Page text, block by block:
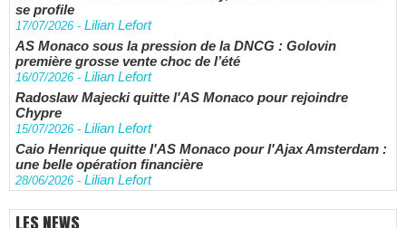
se profile
17/07/2026 - Lilian Lefort
AS Monaco sous la pression de la DNCG : Golovin
première grosse vente choc de l’été
16/07/2026 - Lilian Lefort
Radoslaw Majecki quitte l'AS Monaco pour rejoindre
Chypre
15/07/2026 - Lilian Lefort
Caio Henrique quitte l'AS Monaco pour l'Ajax Amsterdam :
une belle opération financière
28/06/2026 - Lilian Lefort
LES NEWS